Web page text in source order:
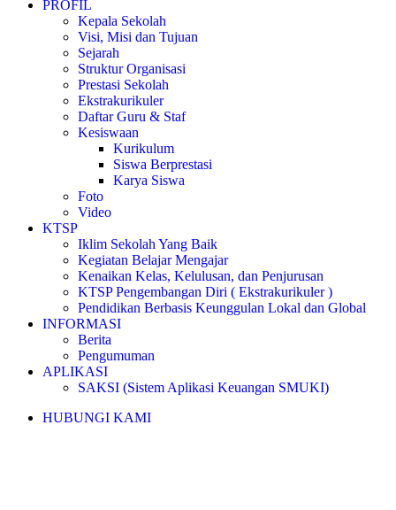
PROFIL
Kepala Sekolah
Visi, Misi dan Tujuan
Sejarah
Struktur Organisasi
Prestasi Sekolah
Ekstrakurikuler
Daftar Guru & Staf
Kesiswaan
Kurikulum
Siswa Berprestasi
Karya Siswa
Foto
Video
KTSP
Iklim Sekolah Yang Baik
Kegiatan Belajar Mengajar
Kenaikan Kelas, Kelulusan, dan Penjurusan
KTSP Pengembangan Diri ( Ekstrakurikuler )
Pendidikan Berbasis Keunggulan Lokal dan Global
INFORMASI
Berita
Pengumuman
APLIKASI
SAKSI (Sistem Aplikasi Keuangan SMUKI)
HUBUNGI KAMI